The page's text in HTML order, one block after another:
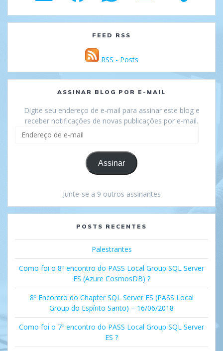
FEED RSS
RSS - Posts
ASSINAR BLOG POR E-MAIL
Digite seu endereço de e-mail para assinar este blog e
receber notificações de novas publicações por e-mail.
e-
mail
Assinar
Junte-se a 9 outros assinantes
POSTS RECENTES
Palestrantes
Como foi o 8º encontro do PASS Local Group SQL Server
ES (Azure CosmosDB) ?
8º Encontro do Chapter SQL Server ES (PASS Local
Group do Espírito Santo) – 16/06/2018
Como foi o 7º encontro do PASS Local Group SQL Server
ES ?